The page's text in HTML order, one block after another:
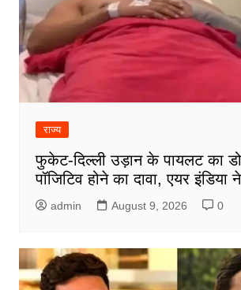
राज्य
फुकेट-दिल्ली उड़ान के पायलट का
पॉजिटिव होने का दावा, एयर इंडिया
admin August 9, 2026 0